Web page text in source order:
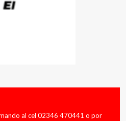
al cel 02346 470441 o por